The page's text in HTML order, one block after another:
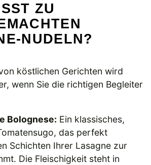
ZU
NUDELN?
köstlichen Gerichten wird
wenn Sie die richtigen Begleiter
Bolognese: Ein klassisches,
das perfekt
Schichten Ihrer Lasagne zur
Die Fleischigkeit steht in